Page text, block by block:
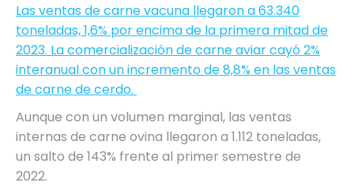
Las ventas de carne vacuna llegaron a 63.340
toneladas, 1,6% por encima de la primera mitad de
2023. La comercialización de carne aviar cayó 2%
interanual con un incremento de 8,8% en las ventas
de carne de cerdo.
Aunque con un volumen marginal, las ventas
internas de carne ovina llegaron a 1.112 toneladas,
un salto de 143% frente al primer semestre de
2022.